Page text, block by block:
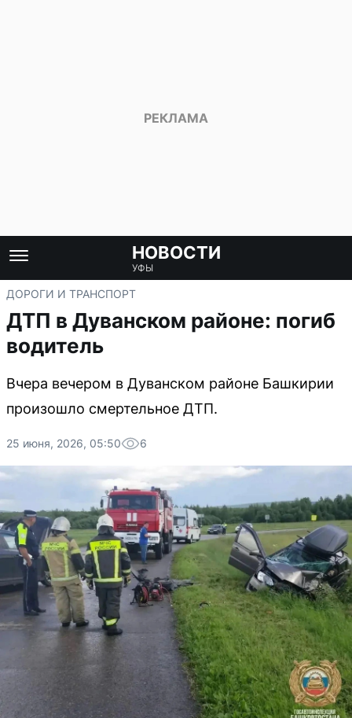
НОВОСТИ
УФЫ
ДОРОГИ И ТРАНСПОРТ
ДТП в Дуванском районе: погиб
водитель
Вчера вечером в Дуванском районе Башкирии
произошло смертельное ДТП.
25 июня, 2026, 05:50 6